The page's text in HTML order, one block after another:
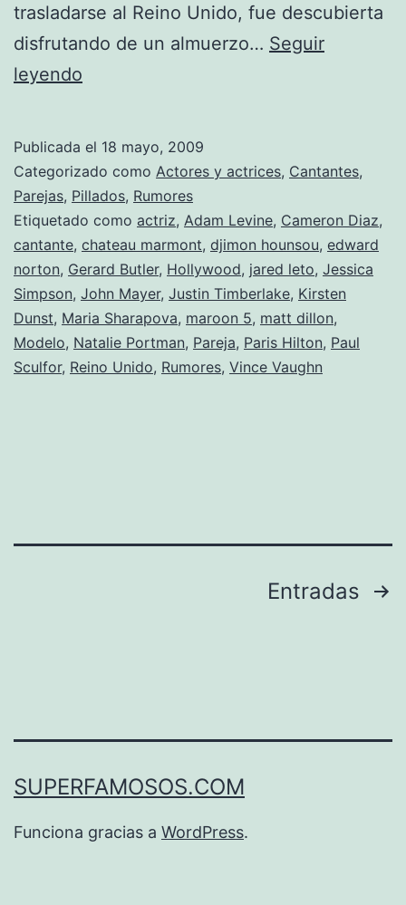
trasladarse al Reino Unido, fue descubierta
disfrutando de un almuerzo… Seguir
leyendo
su
nuevo
amor?
Publicada el 18 mayo, 2009
Categorizado como Actores y actrices, Cantantes,
Parejas, Pillados, Rumores
Etiquetado como actriz, Adam Levine, Cameron Diaz,
cantante, chateau marmont, djimon hounsou, edward
norton, Gerard Butler, Hollywood, jared leto, Jessica
Simpson, John Mayer, Justin Timberlake, Kirsten
Dunst, Maria Sharapova, maroon 5, matt dillon,
Modelo, Natalie Portman, Pareja, Paris Hilton, Paul
Sculfor, Reino Unido, Rumores, Vince Vaughn
Entradas
SUPERFAMOSOS.COM
Funciona gracias a WordPress.